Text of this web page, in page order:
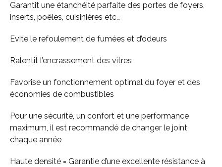
Garantit une étanchéité parfaite des portes de foyers,
inserts, poêles, cuisinières etc…
Evite le refoulement de fumées et d’odeurs
Ralentit l’encrassement des vitres
Favorise un fonctionnement optimal du foyer et des
économies de combustibles
Pour une sécurité, un confort et une performance
maximum, il est recommandé de changer le joint
chaque année
Haute densité = Garantie d’une excellente résistance à